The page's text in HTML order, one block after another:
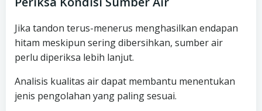
Jika tandon terus-menerus menghasilkan endapan
hitam meskipun sering dibersihkan, sumber air
perlu diperiksa lebih lanjut.
Analisis kualitas air dapat membantu menentukan
jenis pengolahan yang paling sesuai.